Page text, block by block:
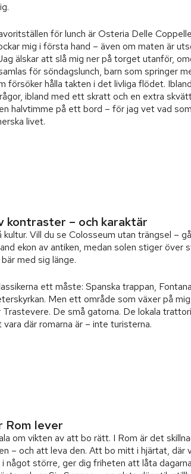
för lunch är Osteria Delle
mig i första hand – även om maten är
älskar att slå mig ner på torget utanför,
för söndagslunch, barn som springer
försöker hålla takten i det livliga flödet.
ibland med ett skratt och en extra
halvtimme på ett bord – för jag vet vad
livet.
kontraster – och karaktär
kultur. Vill du se Colosseum utan trängsel –
ekon av antiken, medan solen stiger över
med sig länge.
ett måste: Spanska trappan,
Men ett område som växer på
De små gatorna. De lokala
vara där romarna är – inte turisterna.
Rom lever
om vikten av att bo rätt. I Rom är det
– och att leva den. Att bo mitt i hjärtat, där
något större, ger dig friheten att låta